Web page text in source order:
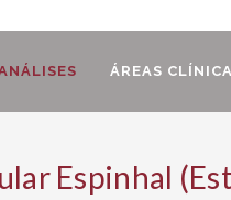
ÁREAS
Espinhal